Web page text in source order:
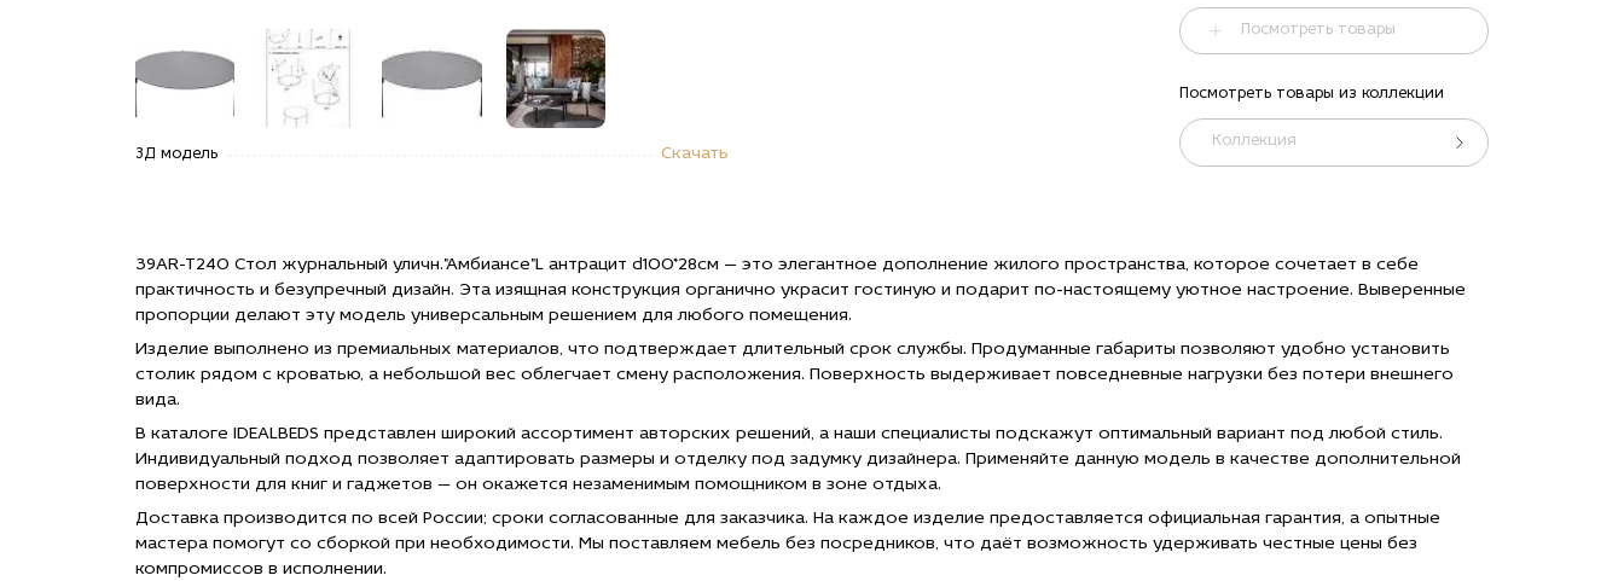
39AR-T240
антрацит
d100*28см
по цене
27 720
руб."
39AR-T240
Стол
журнальный
(L)
антрацит
d100*28см
с
доставкой
в Москве">
антрацит
d100*28см
по цене
27 720
руб."
39AR-T240
журнальный
уличн."Амбиансе"
(L)
антрацит
с
доставкой
в Москве">
антрацит
d100*28см
по цене
27 720
руб."
title="Заказать
39AR-T240
журнальный
уличн."Амбиансе"
(L)
антрацит
d100*28см
с
доставкой
в Москве">
антрацит
d100*28см
по цене
27 720
руб."
title="Заказать
39AR-T240
журнальный
уличн."Амбиансе"
(L)
антрацит
с
доставкой
3Д модель Скачать
Посмотреть товары
Посмотреть товары из коллекции
Коллекция
39AR-T240 Стол журнальный уличн."Амбиансе"L антрацит d100*28см — это элегантное дополнение жилого пространства, которое сочетает в себе
практичность и безупречный дизайн. Эта изящная конструкция органично украсит гостиную и подарит по-настоящему уютное настроение. Выверенные
пропорции делают эту модель универсальным решением для любого помещения.
Изделие выполнено из премиальных материалов, что подтверждает длительный срок службы. Продуманные габариты позволяют удобно установить
столик рядом с кроватью, а небольшой вес облегчает смену расположения. Поверхность выдерживает повседневные нагрузки без потери внешнего
вида.
В каталоге IDEALBEDS представлен широкий ассортимент авторских решений, а наши специалисты подскажут оптимальный вариант под любой стиль.
Индивидуальный подход позволяет адаптировать размеры и отделку под задумку дизайнера. Применяйте данную модель в качестве дополнительной
поверхности для книг и гаджетов — он окажется незаменимым помощником в зоне отдыха.
Доставка производится по всей России; сроки согласованные для заказчика. На каждое изделие предоставляется официальная гарантия, а опытные
мастера помогут со сборкой при необходимости. Мы поставляем мебель без посредников, что даёт возможность удерживать честные цены без
компромиссов в исполнении.